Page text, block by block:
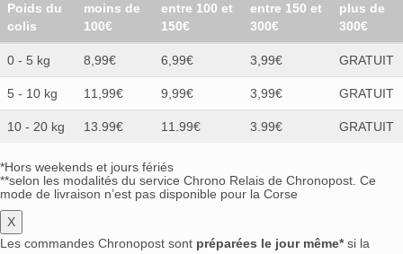
Poids du
colis
moins de
100€
entre 100 et
150€
entre 150 et
300€
plus de
300€
0 - 5 kg 8,99€ 6,99€ 3,99€ GRATUIT
5 - 10 kg 11,99€ 9,99€ 3,99€ GRATUIT
10 - 20 kg 13.99€ 11.99€ 3.99€ GRATUIT
*Hors weekends et jours fériés
**selon les modalités du service Chrono Relais de Chronopost. Ce
mode de livraison n’est pas disponible pour la Corse
X
Les commandes Chronopost sont préparées le jour même*si la